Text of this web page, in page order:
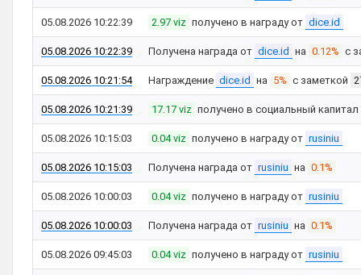
05.08.2026 10:22:39 2.97 viz получено в награду от dice.id
05.08.2026 10:22:39 Получена награда от dice.id на 0.12% с
05.08.2026 10:21:54 Награждение dice.id на 5% с заметкой
05.08.2026 10:21:39 17.17 viz получено в социальный
05.08.2026 10:15:03 0.04 viz получено в награду от rusiniu
05.08.2026 10:15:03 Получена награда от rusiniu на 0.1%
05.08.2026 10:00:03 0.04 viz получено в награду от rusiniu
05.08.2026 10:00:03 Получена награда от rusiniu на 0.1%
05.08.2026 09:45:03 0.04 viz получено в награду от rusiniu